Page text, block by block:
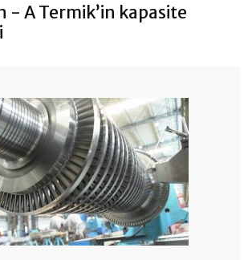
- A Termik’in kapasite